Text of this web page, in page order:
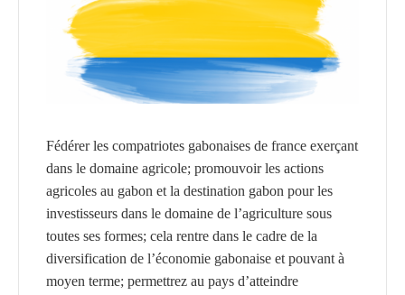
Actualités
DécèsFédérer les compatriotes gabonaises de france exerçant
dans le domaine agricole; promouvoir les actions
agricoles au gabon et la destination gabon pour les
investisseurs dans le domaine de l’agriculture sous
toutes ses formes; cela rentre dans le cadre de la
diversification de l’économie gabonaise et pouvant à
moyen terme; permettrez au pays d’atteindre